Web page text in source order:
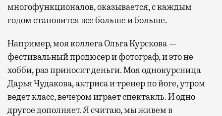
многофункционалов, оказывается, с каждым
годом становится все больше и больше.
Например, моя коллега Ольга Курскова —
фестивальный продюсер и фотограф, и это не
хобби, раз приносит деньги. Моя однокурсница
Дарья Чудакова, актриса и тренер по йоге, утром
ведет класс, вечером играет спектакль. И одно
другое дополняет. Я считаю, мы живем в